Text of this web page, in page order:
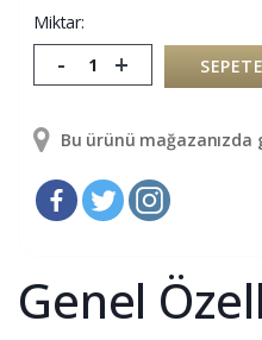
Miktar:
- +
Bu ürünü
Genel